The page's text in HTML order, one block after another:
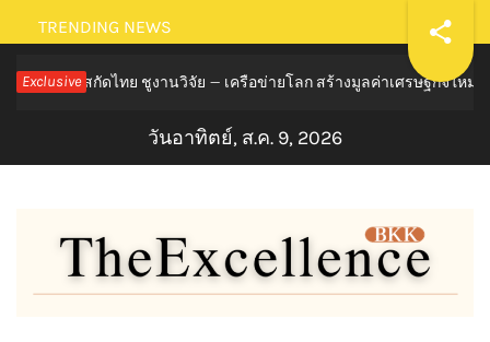
Skip
to
content
TRENDING NEWS
Exclusive
ไทย ชูงานวิจัย – เครือข่ายโลก สร้างมูลค่าเศรษฐกิจใหม่ ขานรับตลาด
วันอาทิตย์, ส.ค. 9, 2026